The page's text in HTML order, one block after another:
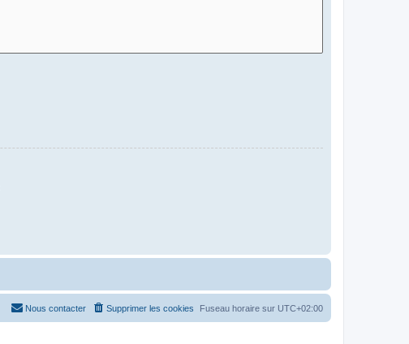
Fuseau horaire sur UTC+02:00
Supprimer les cookies
Nous contacter